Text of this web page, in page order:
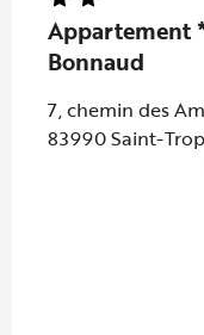
Appartement
Bonnaud
7, chemin des
83990 Saint-